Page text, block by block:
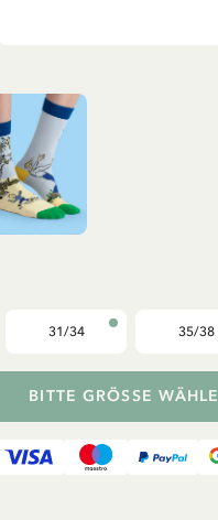
EUR
31/34 35/38
BITTE GRÖSSE WÄHLEN